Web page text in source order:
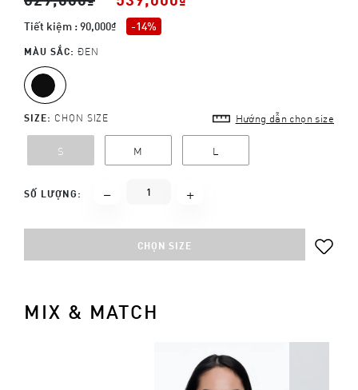
Tiết kiệm : 90,000₫ -14%
MÀU SẮC: ĐEN
SIZE: CHỌN SIZE Hướng dẫn chọn size
S M L
SỐ LƯỢNG:
CHỌN SIZE
MIX & MATCH